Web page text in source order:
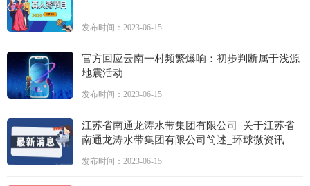
发布时间：2023-06-15
官方回应云南一村频繁爆响：初步判断属于浅源
地震活动
发布时间：2023-06-15
江苏省南通龙涛水带集团有限公司_关于江苏省
南通龙涛水带集团有限公司简述_环球微资讯
发布时间：2023-06-15